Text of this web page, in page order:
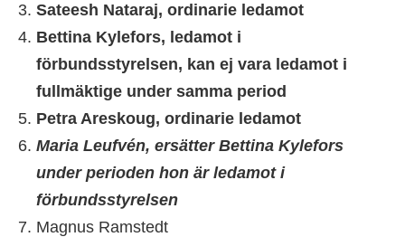
Sateesh Nataraj, ordinarie ledamot
Bettina Kylefors, ledamot i
förbundsstyrelsen, kan ej vara ledamot i
fullmäktige under samma period
Petra Areskoug, ordinarie ledamot
Maria Leufvén, ersätter Bettina Kylefors
under perioden hon är ledamot i
förbundsstyrelsen
Magnus Ramstedt